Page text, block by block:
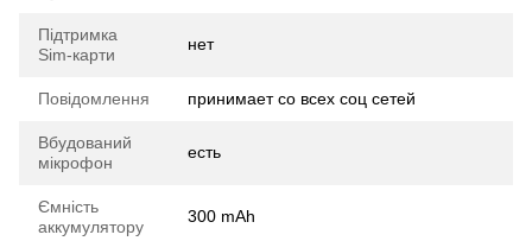
Підтримка
Sim-карти
нет
Повідомлення принимает со всех соц сетей
Вбудований
мікрофон
есть
Ємність
аккумулятору
300 mAh